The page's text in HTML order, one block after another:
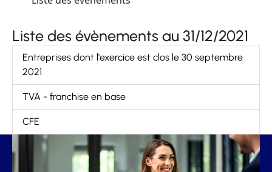
Liste des évènements au 31/12/2021
Entreprises dont l'exercice est clos le 30 septembre
2021
TVA - franchise en base
CFE